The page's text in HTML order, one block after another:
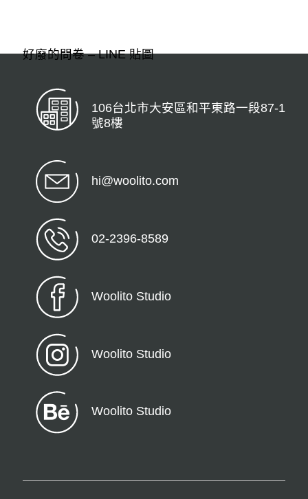
好廢的問卷 – LINE 貼圖
106台北市大安區和平東路一段87-1
號8樓
hi@woolito.com
02-2396-8589
Woolito Studio
Woolito Studio
Woolito Studio